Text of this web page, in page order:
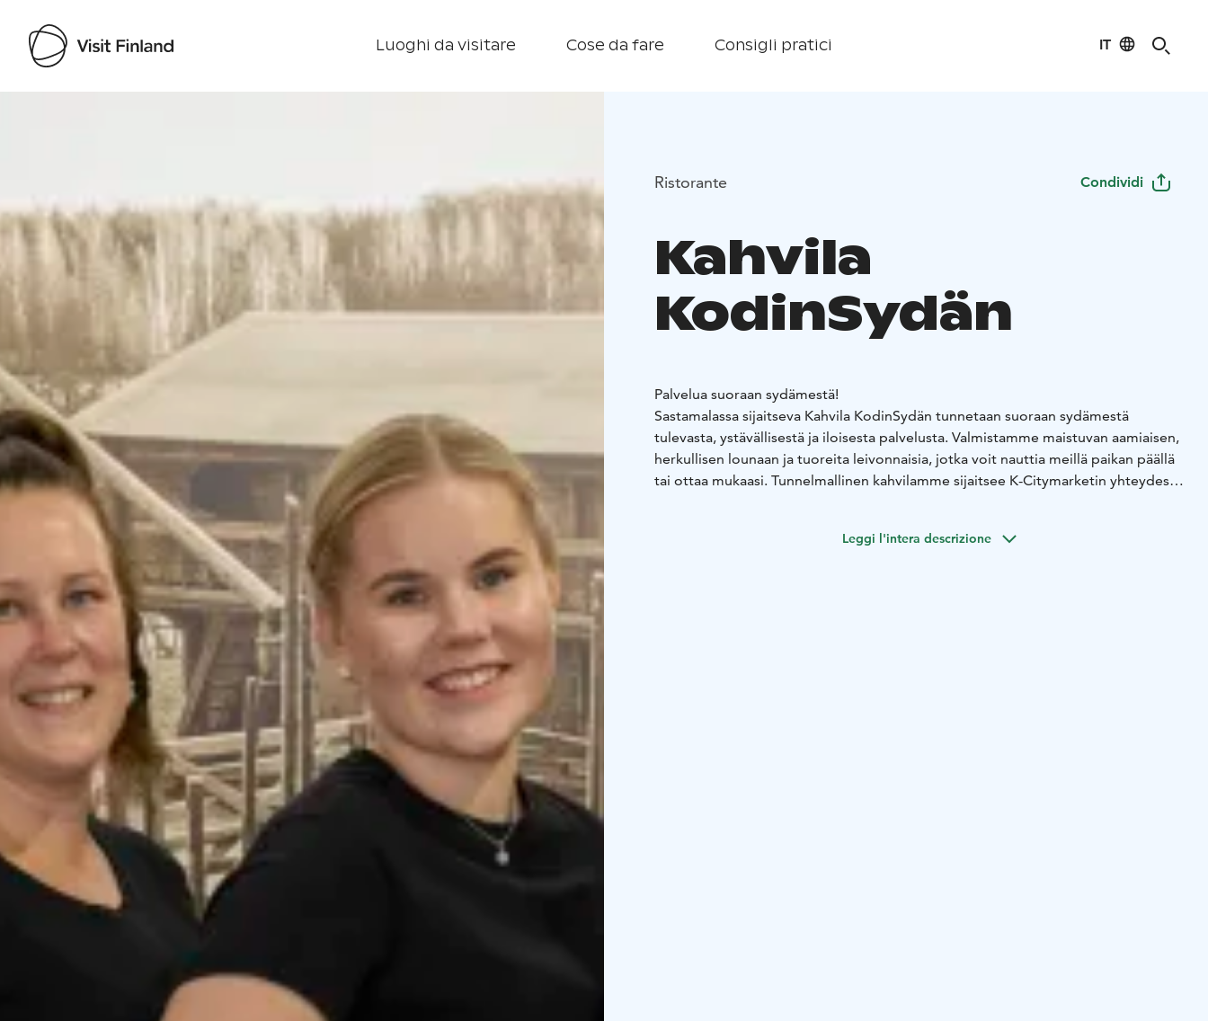
Luoghi da visitare Cose da fare Consigli pratici IT
Ristorante Condividi
Kahvila
KodinSydän
Palvelua suoraan sydämestä!
Sastamalassa sijaitseva Kahvila KodinSydän tunnetaan suoraan sydämestä
tulevasta, ystävällisestä ja iloisesta palvelusta. Valmistamme maistuvan aamiaisen,
herkullisen lounaan ja tuoreita leivonnaisia, jotka voit nauttia meillä paikan päällä
tai ottaa mukaasi. Tunnelmallinen kahvilamme sijaitsee K-Citymarketin yhteydessä,
Leggi l'intera descrizione